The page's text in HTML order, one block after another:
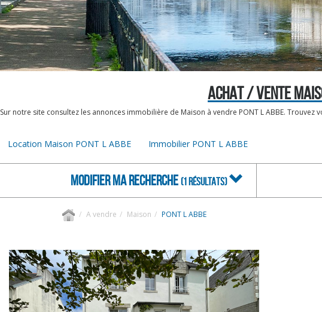
ACHAT / VENTE
Sur notre site consultez les annonces immobilière de Maison à vendre PONT L ABBE. Trouvez
Location Maison PONT L ABBE Immobilier PONT L ABBE
MODIFIER MA RECHERCHE (1 RÉSULTATS)
A vendre Maison PONT L ABBE